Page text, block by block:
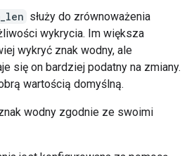
służy do zrównoważenia
wykrycia. Im większa
wykryć znak wodny, ale
się on bardziej podatny na zmiany.
wartością domyślną.
wodny zgodnie ze swoimi